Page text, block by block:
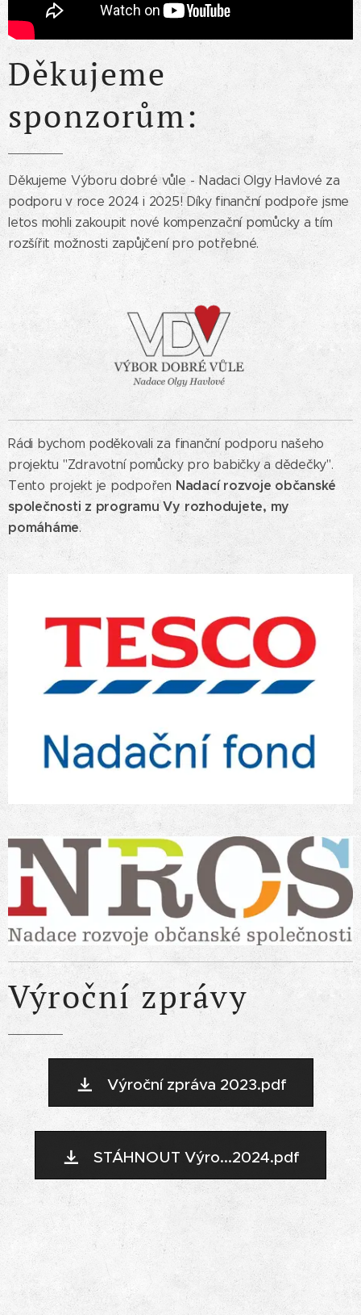
Děkujeme
sponzorům:
Děkujeme Výboru dobré vůle - Nadaci Olgy Havlové za
podporu v roce 2024 i 2025! Díky finanční podpoře jsme
letos mohli zakoupit nové kompenzační pomůcky a tím
rozšířit možnosti zapůjčení pro potřebné.
Rádi bychom poděkovali za finanční podporu našeho
projektu "Zdravotní pomůcky pro babičky a dědečky".
Tento projekt je podpořen Nadací rozvoje občanské
společnosti z programu Vy rozhodujete, my
pomáháme.
Výroční zprávy
Výroční zpráva 2023.pdf
STÁHNOUT Výro...2024.pdf